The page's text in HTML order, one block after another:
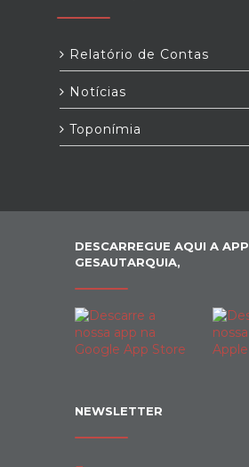
Relatório de Contas
Notícias
Toponímia
DESCARREGUE AQUI A APP
GESAUTARQUIA,
NEWSLETTER